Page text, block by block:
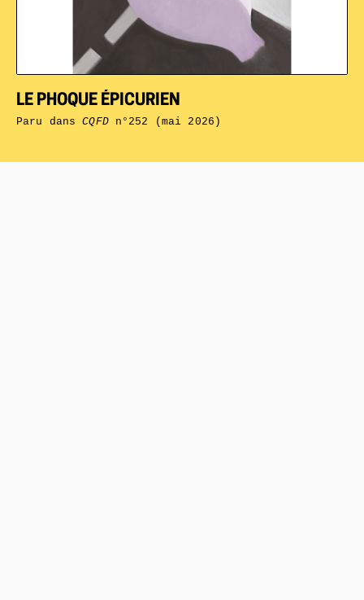
LE PHOQUE ÉPICURIEN
Paru dansCQFDn°252 (mai 2026)